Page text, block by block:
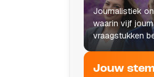
Journalistiek
waarin vijf
vraagstukken
leven raken.
Jouw